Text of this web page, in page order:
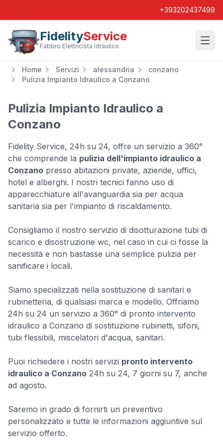
+393202437499
FidelityService
Fabbro Elettricista Idraulico
Home Servizi alessandria
conzano
Pulizia Impianto Idraulico a Conzano
Pulizia Impianto Idraulico a
Conzano
Fidelity Service, 24h su 24, offre un servizio a 360°
che comprende la pulizia dell'impianto idraulico a
Conzano presso abitazioni private, aziende, uffici,
hotel e alberghi. I nostri tecnici fanno uso di
apparecchiature all'avanguardia sia per acqua
sanitaria sia per l'impianto di riscaldamento.
Consigliamo il nostro servizio di disotturazione tubi di
scarico e disostruzione wc, nel caso in cui ci fosse la
necessità e non bastasse una semplice pulizia per
sanificare i locali.
Siamo specializzati nella sostituzione di sanitari e
rubinetteria, di qualsiasi marca e modello. Offriamo
24h su 24 un servizio a 360° di pronto intervento
idraulico a Conzano di sostituzione rubinetti, sifoni,
tubi flessibili, miscelatori d'acqua, sanitari.
Puoi richiedere i nostri servizi pronto intervento
idraulico a Conzano 24h su 24, 7 giorni su 7, anche
ad agosto.
Saremo in grado di fornirti un preventivo
personalizzato e tutte le informazioni aggiuntive sul
servizio offerto.